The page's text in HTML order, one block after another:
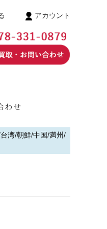
アカウント
わせ
湾/朝鮮/中国/満州/